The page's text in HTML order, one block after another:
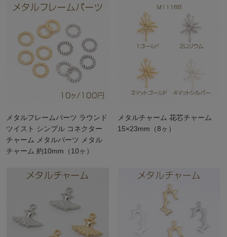
メタルフレームパーツ ラウンド
ツイスト シンプル コネクター
チャーム メタルパーツ メタル
チャーム 約10mm（10ヶ）
メタルチャーム 花芯チャーム
15×23mm（8ヶ）